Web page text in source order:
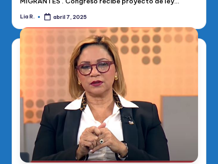
Publicado
Lia R. abril 7, 2025